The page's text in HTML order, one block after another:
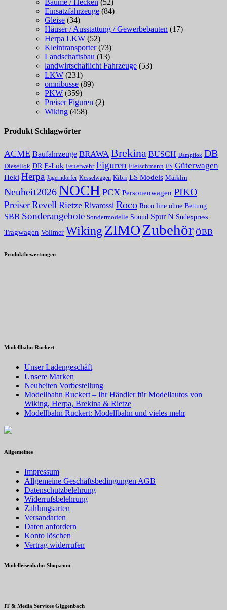
Bäume / Hecken (52)
Einsatzfahrzeuge (84)
Gleise (34)
Häuser / Ausstattung / Gewerbebauten (17)
Herpa LKW (52)
Kleintransporter (73)
Landschaftsbau (13)
landwirtschaflicht Fahrzeuge (53)
LKW (231)
omnibusse (89)
PKW (359)
Preiser Figuren (2)
Wiking (458)
Produkt Schlagwörter
ACME Baufahrzeuge BRAWA Brekina BUSCH Dampflok DB
Diesellok DR E-Lok Feuerwehr Figuren Fleischmann FS Güterwagen
Heki Herpa Jägerndorfer Kesselwagen Kibri LS Models Märklin
Neuheit2026NOCH PCX Personenwagen PIKO
PreiserRevell Rietze Rivarossi Roco Roco line ohne Bettung
SBB Sonderangebote Sondermodelle Sound Spur N Sudexpress
Tragwagen Vollmer Wiking ZIMOZubehör ÖBB
Produktbewertungen
Modellbahn-Ruckert
Unser Ladengeschäft
Unsere Marken
Neuheiten Vorbestellung
Modellbahn Ruckert – Ihr Händler für Modellautos von
Wiking, Herpa, Brekina & Rietze
Modellbahn Ruckert: Modellbahn und vieles mehr
Allgemeines
Impressum
Allgemeine Geschäftsbedingungen AGB
Datenschutzbelehrung
Widerrufsbelehrung
Zahlungsarten
Versandarten
Daten anfordern
Konto löschen
Vertrag widerrufen
Modelleisenbahn-Shop.com
IT & Media Services Giggenbach